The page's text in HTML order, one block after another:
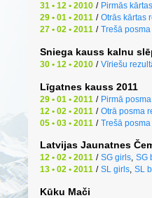
31 • 12 • 2010 / Pirmās
29 • 01 • 2011 / Otrās kārtas
27 • 02 • 2011 / Trešā
Sniega kauss kalnu
30 • 12 • 2010 / Vīriešu
Līgatnes kauss 2011
29 • 01 • 2011 / Pirmā
12 • 02 • 2011 / Otrā posma
05 • 03 • 2011 / Trešā
Latvijas Jaunatnes
12 • 02 • 2011 / SG girls, SG
13 • 02 • 2011 / SL girls, SL
Kūku Mači